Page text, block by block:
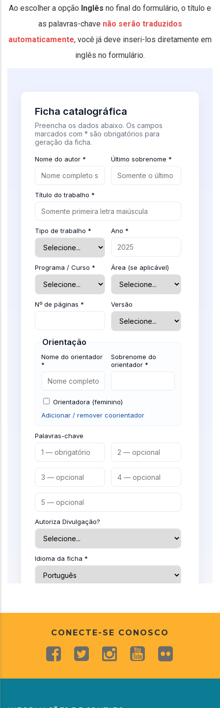
Ao escolher a opção Inglês no final do formulário, o título e
as palavras-chave não serão traduzidos
automaticamente, você já deve inseri-los diretamente em
inglês no formulário.
CONECTE-SE CONOSCO